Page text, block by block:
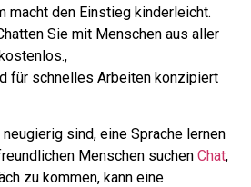
macht den Einstieg kinderleicht.
Sie mit Menschen aus aller
für schnelles Arbeiten konzipiert
sind, eine Sprache lernen
Menschen suchen Chat,
zu kommen, kann eine